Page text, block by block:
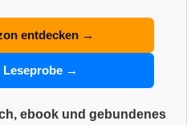
entdecken →
Leseprobe →
ebook und gebundenes